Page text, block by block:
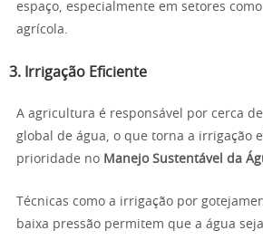
espaço, especialmente em setores
agrícola.
3. Irrigação Eficiente
A agricultura é responsável por cerca
global de água, o que torna a irrigação
prioridade no Manejo Sustentável da
Técnicas como a irrigação por
baixa pressão permitem que a água